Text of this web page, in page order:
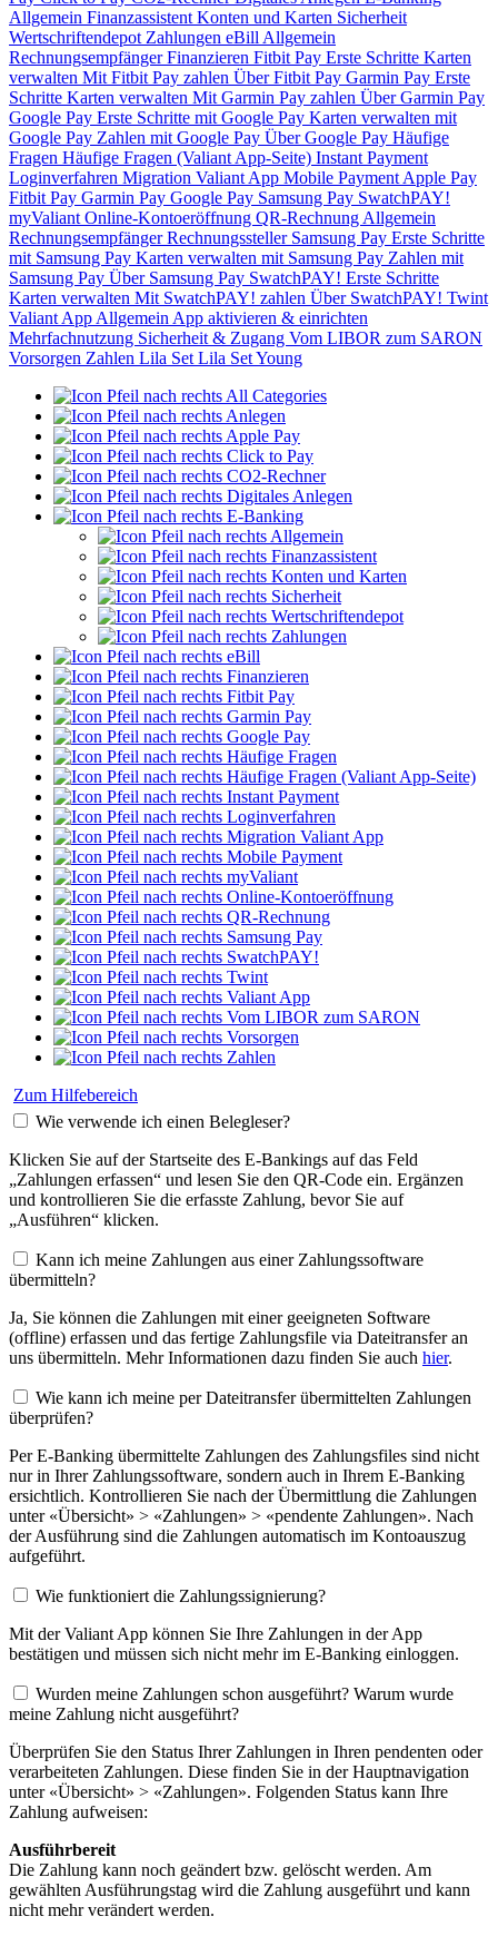
Allgemein Finanzassistent Konten und Karten Sicherheit
Wertschriftendepot Zahlungen eBill Allgemein
RechnungsempfängerFinanzieren Fitbit Pay Erste Schritte Karten
verwalten Mit Fitbit Pay zahlen Über Fitbit Pay Garmin Pay Erste
Schritte Karten verwalten Mit Garmin Pay zahlen Über Garmin Pay
Google Pay Erste Schritte mit Google Pay Karten verwalten mit
Google Pay Zahlen mit Google Pay Über Google Pay Häufige
Fragen Häufige Fragen (Valiant App-Seite) Instant Payment
Loginverfahren Migration Valiant App Mobile Payment Apple Pay
Fitbit Pay Garmin Pay Google Pay Samsung Pay SwatchPAY!
myValiant Online-Kontoeröffnung QR-Rechnung Allgemein
RechnungsempfängerRechnungssteller Samsung Pay Erste Schritte
mit Samsung Pay Karten verwalten mit Samsung Pay Zahlen mit
Samsung Pay Über Samsung Pay SwatchPAY! Erste Schritte
Karten verwalten Mit SwatchPAY! zahlen Über SwatchPAY! Twint
Valiant App Allgemein App aktivieren & einrichten
Mehrfachnutzung Sicherheit & Zugang Vom LIBOR zum SARON
Vorsorgen Zahlen Lila Set Lila Set Young
All Categories
Anlegen
Apple Pay
Click to Pay
CO2-Rechner
Digitales Anlegen
E-Banking
Allgemein
Finanzassistent
Konten und Karten
Sicherheit
Wertschriftendepot
Zahlungen
eBill
Finanzieren
Fitbit Pay
Garmin Pay
Google Pay
Häufige Fragen
Häufige Fragen (Valiant App-Seite)
Instant Payment
Loginverfahren
Migration Valiant App
Mobile Payment
myValiant
Online-Kontoeröffnung
QR-Rechnung
Samsung Pay
SwatchPAY!
Twint
Valiant App
Vom LIBOR zum SARON
Vorsorgen
Zahlen
Zum Hilfebereich
Wie verwende ich einen Belegleser?
Klicken Sie auf der Startseite des E-Bankings auf das Feld
„Zahlungen erfassen“ und lesen Sie den QR-Code ein. Ergänzen
und kontrollieren Sie die erfasste Zahlung, bevor Sie auf
„Ausführen“ klicken.
Kann ich meine Zahlungen aus einer Zahlungssoftware
übermitteln?
Ja, Sie können die Zahlungen mit einer geeigneten Software
(offline) erfassen und das fertige Zahlungsfile via Dateitransfer an
uns übermitteln. Mehr Informationen dazu finden Sie auch hier.
Wie kann ich meine per Dateitransfer übermittelten Zahlungen
überprüfen?
Per E-Banking übermittelte Zahlungen des Zahlungsfiles sind nicht
nur in Ihrer Zahlungssoftware, sondern auch in Ihrem E-Banking
ersichtlich. Kontrollieren Sie nach der Übermittlung die Zahlungen
unter «Übersicht» > «Zahlungen» > «pendente Zahlungen». Nach
der Ausführung sind die Zahlungen automatisch im Kontoauszug
aufgeführt.
Wie funktioniert die Zahlungssignierung?
Mit der Valiant App können Sie Ihre Zahlungen in der App
bestätigen und müssen sich nicht mehr im E-Banking einloggen.
Wurden meine Zahlungen schon ausgeführt? Warum wurde
meine Zahlung nicht ausgeführt?
Überprüfen Sie den Status Ihrer Zahlungen in Ihren pendenten oder
verarbeiteten Zahlungen. Diese finden Sie in der Hauptnavigation
unter «Übersicht» > «Zahlungen». Folgenden Status kann Ihre
Zahlung aufweisen:
Ausführbereit
Die Zahlung kann noch geändert bzw. gelöscht werden. Am
gewählten Ausführungstag wird die Zahlung ausgeführt und kann
nicht mehr verändert werden.